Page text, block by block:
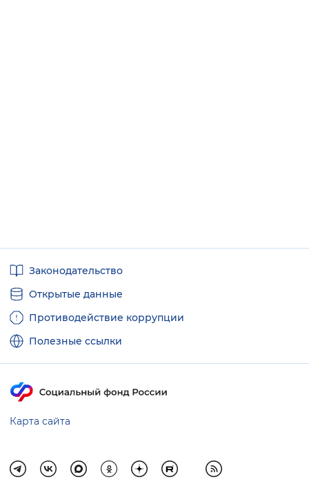
ссылкиЗаконодательство
Открытые данные
Противодействие коррупции
Полезные ссылки
Карта сайта